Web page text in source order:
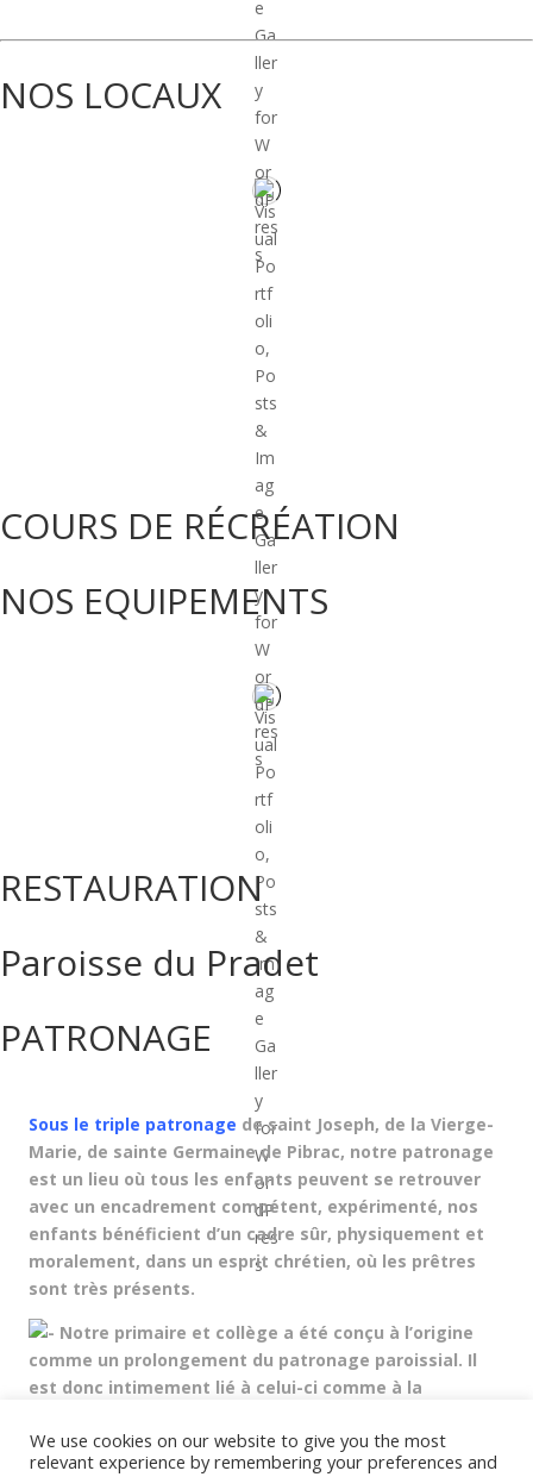
NOS LOCAUX
COURS DE RÉCRÉATION
NOS EQUIPEMENTS
RESTAURATION
Paroisse du Pradet
PATRONAGE
Sous le triple patronage de saint Joseph, de la Vierge-
Marie, de sainte Germaine de Pibrac, notre patronage
est un lieu où tous les enfants peuvent se retrouver
avec un encadrement compétent, expérimenté, nos
enfants bénéficient d’un cadre sûr, physiquement et
moralement, dans un esprit chrétien, où les prêtres
sont très présents.
Notre primaire et collège a été conçu à l’origine
comme un prolongement du patronage paroissial. Il
est donc intimement lié à celui-ci comme à la
parl’Association AntoineChevrier.
We use cookies on our website to give you the most
relevant experience by remembering your preferences and